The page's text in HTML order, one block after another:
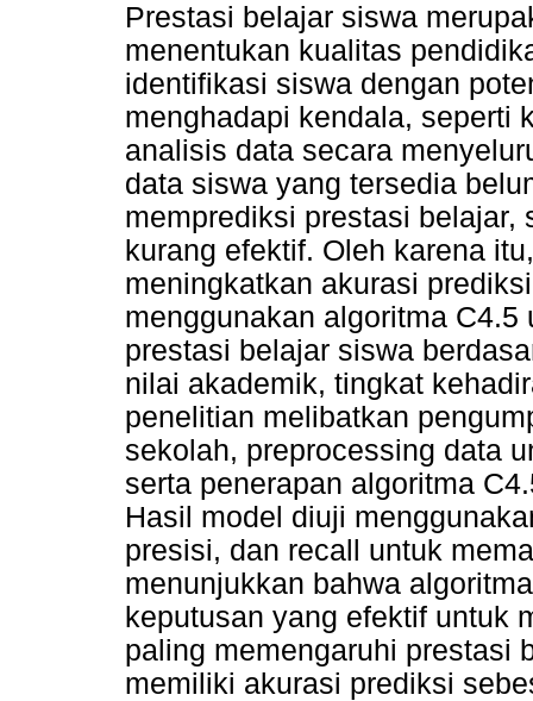
Prestasi belajar siswa
menentukan kualitas
identifikasi siswa dengan
menghadapi kendala, seperti
analisis data secara
data siswa yang tersedia
memprediksi prestasi belajar,
kurang efektif. Oleh karena
meningkatkan akurasi
menggunakan algoritma
prestasi belajar siswa
nilai akademik, tingkat
penelitian melibatkan
sekolah, preprocessing data
serta penerapan algoritma
Hasil model diuji
presisi, dan recall untuk
menunjukkan bahwa
keputusan yang efektif untuk
paling memengaruhi prestasi
memiliki akurasi prediksi